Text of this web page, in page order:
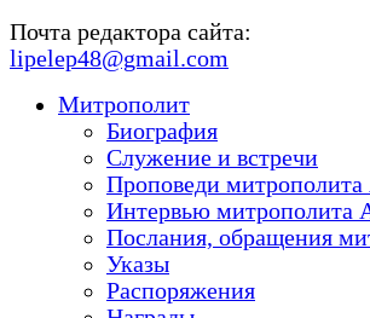
Почта редактора сайта:
lipelep48@gmail.com
Митрополит
Биография
Служение и встречи
Проповеди митрополита
Интервью митрополита
Послания, обращения
Указы
Распоряжения